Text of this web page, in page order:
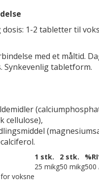
1-2 tabletter til
med et måltid.
Synkevenlig tabletform.
cellulose),
1 stk. 2 stk.
25 mikg50 mikg500
voksne